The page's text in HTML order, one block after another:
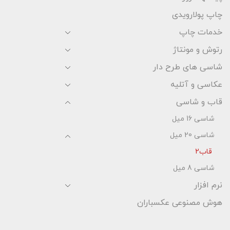
چاپ پولارویدی
خدمات چاپ
رتوش و مونتاژ
شاسی های طرح دار
عکاسی و آتلیه
قاب و شاسی
شاسی 16 میل
شاسی 20 میل
قاب2
شاسی 8 میل
نرم افزار
هوش مصنوعی عکسباران